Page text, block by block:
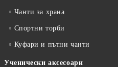
Чанти за храна
Спортни торби
Куфари и пътни чанти
Ученически аксесоари